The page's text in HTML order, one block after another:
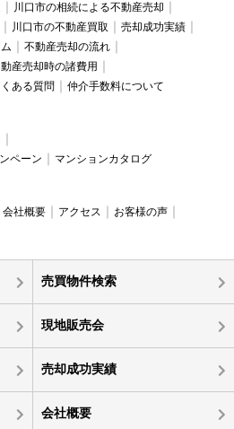
川口市の相続による不動産売却
川口市の不動産買取
売却成功実績
不動産売却の流れ
産売却時の諸費用
ある質問 仲介手数料について
ペーン
マンションカタログ
会社概要 アクセス
お客様の声
売買物件検索
現地販売会
売却成功実績
会社概要